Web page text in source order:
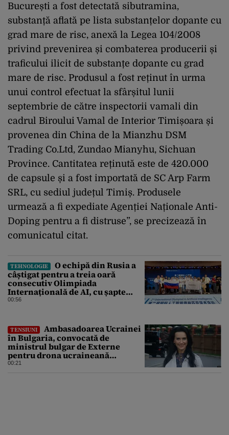
București a fost detectată sibutramina,
substanță aflată pe lista substanțelor dopante cu
grad mare de risc, anexă la Legea 104/2008
privind prevenirea și combaterea producerii și
traficului ilicit de substanțe dopante cu grad
mare de risc. Produsul a fost reținut în urma
unui control efectuat la sfârșitul lunii
septembrie de către inspectorii vamali din
cadrul Biroului Vamal de Interior Timișoara și
provenea din China de la Mianzhu DSM
Trading Co.Ltd, Zundao Mianyhu, Sichuan
Province. Cantitatea reținută este de 420.000
de capsule și a fost importată de SC Arp Farm
SRL, cu sediul județul Timiș. Produsele
urmează a fi expediate Agenției Naționale Anti-
Doping pentru a fi distruse”, se precizează în
comunicatul citat.
TEHNOLOGIE
O echipă din Rusia a
câștigat pentru a treia oară
consecutiv Olimpiada
Internațională de AI, cu șapte
medalii din aur și una de bronz
00:56
TENSIUNI
Ambasadoarea Ucrainei
în Bulgaria, convocată de
ministrul bulgar de Externe
pentru drona ucraineană
prăbușită în apropierea
00:21